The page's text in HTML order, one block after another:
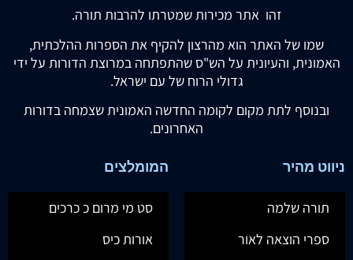
זהו אתר מכירות שמטרתו להרבות תורה.
שמו של האתר הוא מהרצון להקיף את הספרות ההלכתית,
האמונית, והעיונית על הש"ס שהתפתחה במרוצת הדורות על ידי
גדולי הרוח של עם ישראל.
ובנוסף לתת מקום לקומה החדשה האמונית שצמחה בדורות
האחרונים.
ניווט מהיר
תורה שלמה
ספרי הוצאה לאור
המומלצים
סט מי מרום כ כרכים
אורות כיס